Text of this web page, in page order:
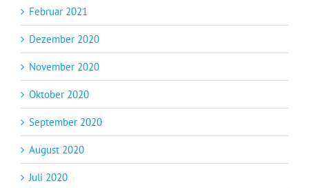
Februar 2021
Dezember 2020
November 2020
Oktober 2020
September 2020
August 2020
Juli 2020